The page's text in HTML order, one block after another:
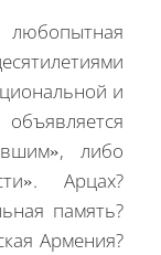
и
либо
Арцах?
память?
Армения?